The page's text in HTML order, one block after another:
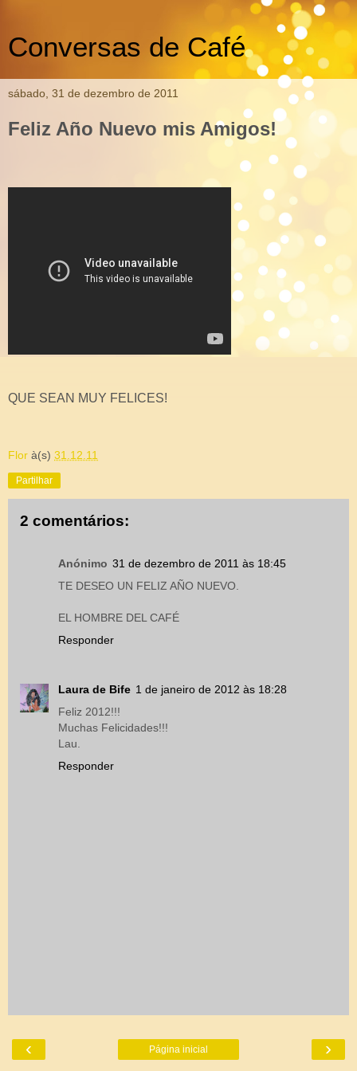
Conversas de Café
sábado, 31 de dezembro de 2011
Feliz Año Nuevo mis Amigos!
QUE SEAN MUY FELICES!
Flor à(s) 31.12.11
Partilhar
2 comentários:
Anónimo 31 de dezembro de 2011 às 18:45
TE DESEO UN FELIZ AÑO NUEVO.
EL HOMBRE DEL CAFÉ
Responder
Laura de Bife 1 de janeiro de 2012 às 18:28
Feliz 2012!!!
Muchas Felicidades!!!
Lau.
Responder
‹ ›
Página inicial